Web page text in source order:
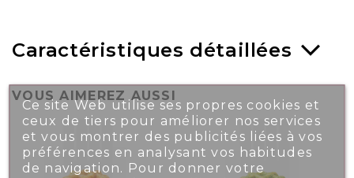
Caractéristiques détaillées
VOUS AIMEREZ AUSSI
Ce site Web utilise ses propres cookies et
ceux de tiers pour améliorer nos services
et vous montrer des publicités liées à vos
préférences en analysant vos habitudes
de navigation. Pour donner votre